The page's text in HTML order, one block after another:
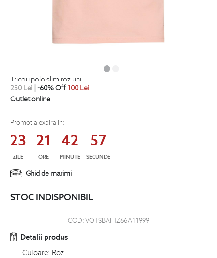
tricou polo slim roz uni
250Lei| -60% Off 100 Lei
Outlet online
Promotia expira in:
23
ZILE
21
ORE
42
MINUTE
57
SECUNDE
Ghid de marimi
STOC INDISPONIBIL
COD:VOTSBAIHZ66A11999
Detalii produs
Culoare: Roz